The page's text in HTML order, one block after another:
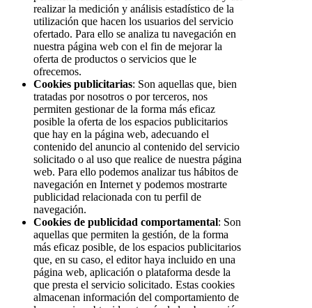
realizar la medición y análisis estadístico de la
utilización que hacen los usuarios del servicio
ofertado. Para ello se analiza tu navegación en
nuestra página web con el fin de mejorar la
oferta de productos o servicios que le
ofrecemos.
Cookies publicitarias: Son aquellas que, bien
tratadas por nosotros o por terceros, nos
permiten gestionar de la forma más eficaz
posible la oferta de los espacios publicitarios
que hay en la página web, adecuando el
contenido del anuncio al contenido del servicio
solicitado o al uso que realice de nuestra página
web. Para ello podemos analizar tus hábitos de
navegación en Internet y podemos mostrarte
publicidad relacionada con tu perfil de
navegación.
Cookies de publicidad comportamental: Son
aquellas que permiten la gestión, de la forma
más eficaz posible, de los espacios publicitarios
que, en su caso, el editor haya incluido en una
página web, aplicación o plataforma desde la
que presta el servicio solicitado. Estas cookies
almacenan información del comportamiento de